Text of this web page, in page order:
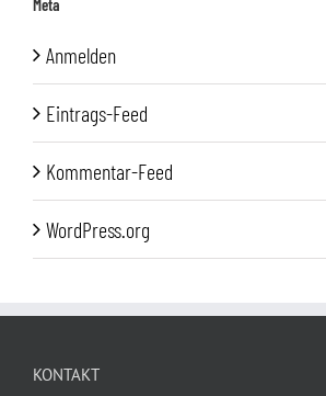
Meta
Anmelden
Eintrags-Feed
Kommentar-Feed
WordPress.org
KONTAKT